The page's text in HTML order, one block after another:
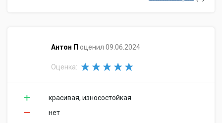
​Антон П оценил 09.06.2024
Оценка:
красивая, износостойкая
нет